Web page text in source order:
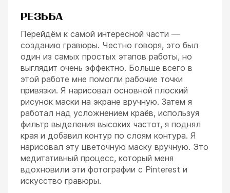
РЕЗЬБА
Перейдём к самой интересной части —
созданию гравюры. Честно говоря, это был
один из самых простых этапов работы, но
выглядит очень эффектно. Больше всего в
этой работе мне помогли рабочие точки
привязки. Я нарисовал основной плоский
рисунок маски на экране вручную. Затем я
работал над усложнением краёв, используя
фильтр выделения высоких частот, я поднял
края и добавил контур по слоям контура. Я
нарисовал эту цветочную маску вручную. Это
медитативный процесс, который меня
вдохновили эти фотографии с Pinterest и
искусство гравюры.